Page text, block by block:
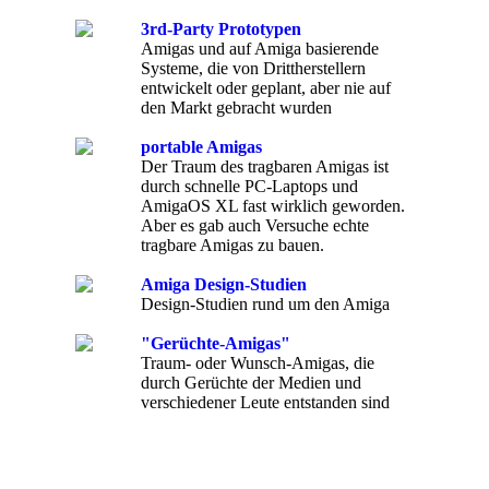
3rd-Party Prototypen
Amigas und auf Amiga basierende
Systeme, die von Drittherstellern
entwickelt oder geplant, aber nie auf
den Markt gebracht wurden
portable Amigas
Der Traum des tragbaren Amigas ist
durch schnelle PC-Laptops und
AmigaOS XL fast wirklich geworden.
Aber es gab auch Versuche echte
tragbare Amigas zu bauen.
Amiga Design-Studien
Design-Studien rund um den Amiga
"Gerüchte-Amigas"
Traum- oder Wunsch-Amigas, die
durch Gerüchte der Medien und
verschiedener Leute entstanden sind